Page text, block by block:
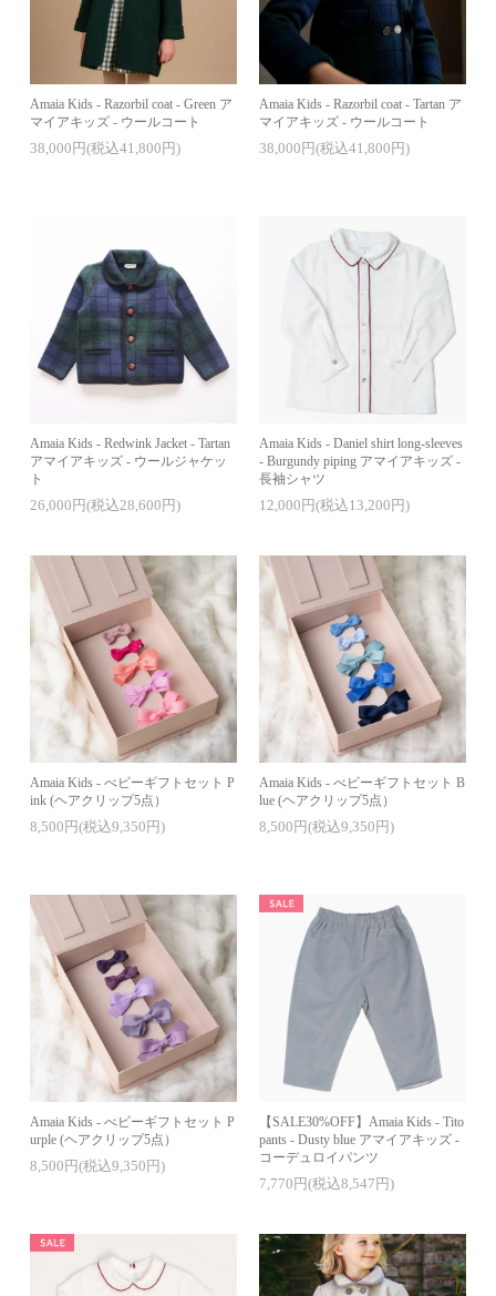
Amaia Kids - Razorbil coat - Green ア
マイアキッズ - ウールコート
38,000円(税込41,800円)
Amaia Kids - Razorbil coat - Tartan ア
マイアキッズ - ウールコート
38,000円(税込41,800円)
Amaia Kids - Redwink Jacket - Tartan
アマイアキッズ - ウールジャケッ
ト
26,000円(税込28,600円)
Amaia Kids - Daniel shirt long-sleeves
- Burgundy piping アマイアキッズ -
長袖シャツ
12,000円(税込13,200円)
Amaia Kids - べビーギフトセット P
ink (ヘアクリップ5点）
8,500円(税込9,350円)
Amaia Kids - べビーギフトセット B
lue (ヘアクリップ5点）
8,500円(税込9,350円)
Amaia Kids - べビーギフトセット P
urple (ヘアクリップ5点）
8,500円(税込9,350円)
【SALE30%OFF】Amaia Kids - Tito
pants - Dusty blue アマイアキッズ -
コーデュロイパンツ
7,770円(税込8,547円)